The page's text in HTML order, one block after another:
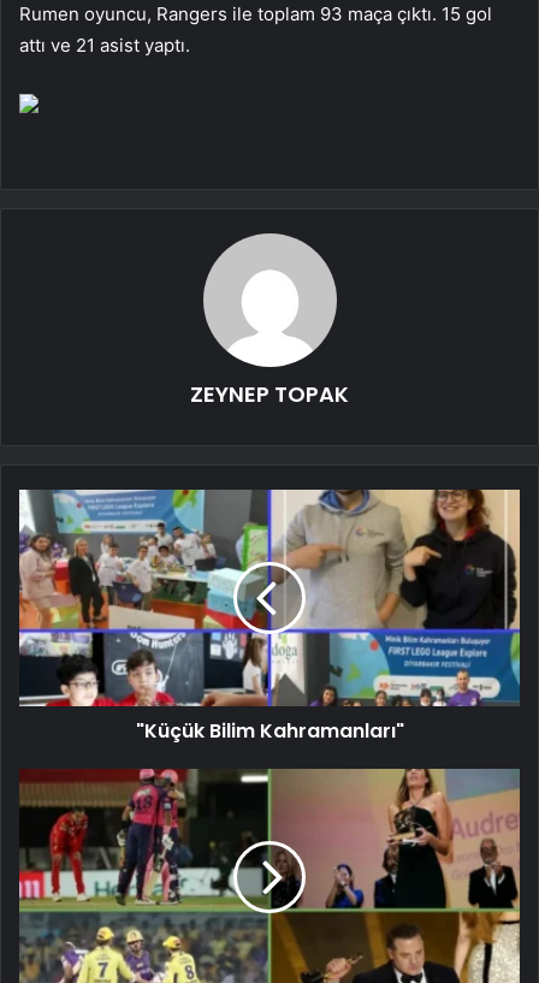
Rumen oyuncu, Rangers ile toplam 93 maça çıktı. 15 gol
attı ve 21 asist yaptı.
ZEYNEP TOPAK
"Küçük Bilim Kahramanları"